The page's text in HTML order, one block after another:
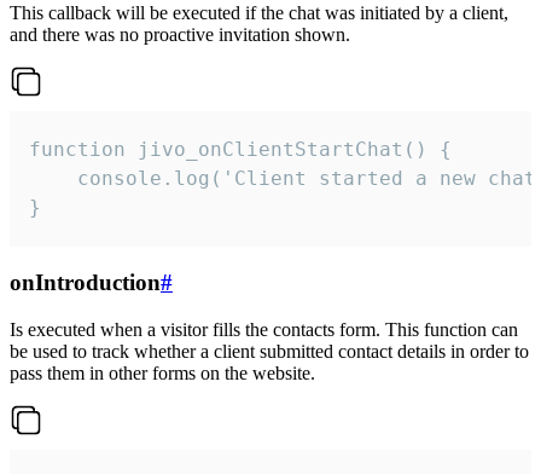
This callback will be executed if the chat was initiated by a client,
and there was no proactive invitation shown.
function jivo_onClientStartChat() {
console.log('Client started a new
}
onIntroduction#
Is executed when a visitor fills the contacts form. This function can
be used to track whether a client submitted contact details in order to
pass them in other forms on the website.